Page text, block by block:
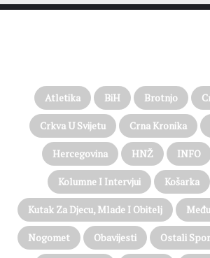
Atletika BiH Brotnjo
Crkva U Svijetu Crna Kronika
Hercegovina HNŽ INFO
Kolumne I Intervjui Košarka
Kutak Za Djecu, Mlade I Obitelj
Nogomet Obavijesti Ostali